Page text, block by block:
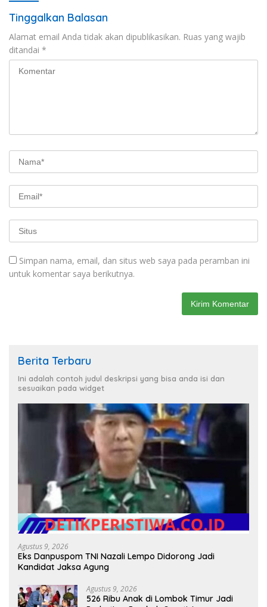
Tinggalkan Balasan
Alamat email Anda tidak akan dipublikasikan. Ruas yang wajib
ditandai *
Simpan nama, email, dan situs web saya pada peramban ini
untuk komentar saya berikutnya.
Berita Terbaru
Ini adalah contoh judul deskripsi yang bisa anda isi dan
sesuaikan pada widget
Agustus 9, 2026
Eks Danpuspom TNI Nazali Lempo Didorong Jadi
Kandidat Jaksa Agung
Agustus 9, 2026
526 Ribu Anak di Lombok Timur Jadi